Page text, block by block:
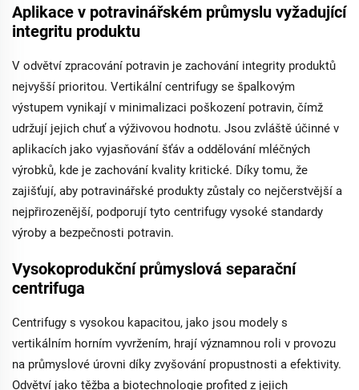
Aplikace v potravinářském průmyslu vyžadující
integritu produktu
V odvětví zpracování potravin je zachování integrity produktů
nejvyšší prioritou. Vertikální centrifugy se špalkovým
výstupem vynikají v minimalizaci poškození potravin, čímž
udržují jejich chuť a výživovou hodnotu. Jsou zvláště účinné v
aplikacích jako vyjasňování šťáv a oddělování mléčných
výrobků, kde je zachování kvality kritické. Díky tomu, že
zajišťují, aby potravinářské produkty zůstaly co nejčerstvější a
nejpřirozenější, podporují tyto centrifugy vysoké standardy
výroby a bezpečnosti potravin.
Vysokoprodukční průmyslová separační
centrifuga
Centrifugy s vysokou kapacitou, jako jsou modely s
vertikálním horním vyvržením, hrají významnou roli v provozu
na průmyslové úrovni díky zvyšování propustnosti a efektivity.
Odvětví jako těžba a biotechnologie profited z jejich